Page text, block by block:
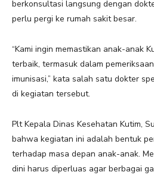
berkonsultasi langsung dengan
perlu pergi ke rumah sakit besar.
“Kami ingin memastikan anak-anak
terbaik, termasuk dalam
imunisasi,” kata salah satu dokter
di kegiatan tersebut.
Plt Kepala Dinas Kesehatan Kutim,
bahwa kegiatan ini adalah bentuk
terhadap masa depan anak-anak.
dini harus diperluas agar berbagai